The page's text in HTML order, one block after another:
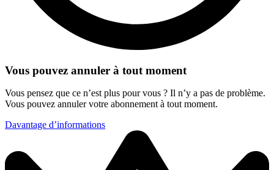
Vous pouvez annuler à tout moment
Vous pensez que ce n’est plus pour vous ? Il n’y a pas de problème.
Vous pouvez annuler votre abonnement à tout moment.
Davantage d’informations